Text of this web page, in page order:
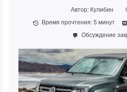
Автор: Кулибин
Время прочтения: 5 минут
Обсуждение